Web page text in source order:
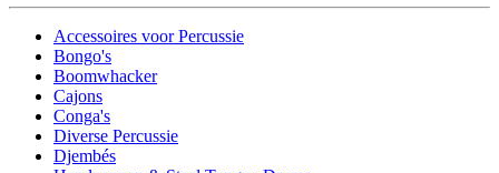
Accessoires voor Percussie
Bongo's
Boomwhacker
Cajons
Conga's
Diverse Percussie
Djembés